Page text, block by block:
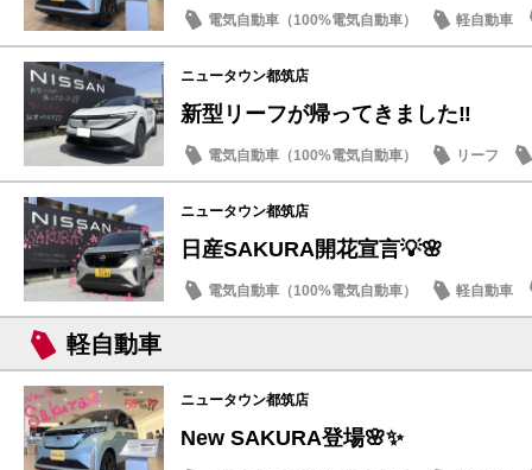
電気自動車（100%電気自動車）
軽自動車
話題の情報
ニュータウン都筑店
新型リーフが帰ってきました‼️
電気自動車（100%電気自動車）
リーフ
新型車
ニュータウン都筑店
日産SAKURA開花宣言💡🌸
電気自動車（100%電気自動車）
軽自動車
話題の情報
軽自動車
ニュータウン都筑店
New SAKURA登場🌸✨